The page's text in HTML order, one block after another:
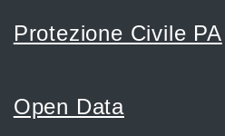
Protezione Civile PA
Open Data